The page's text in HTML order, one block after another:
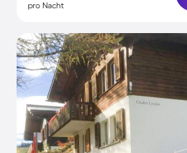
pro Nacht